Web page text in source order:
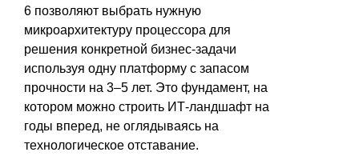
6 позволяют выбрать нужную
микроархитектуру процессора для
решения конкретной бизнес-задачи
используя одну платформу с запасом
прочности на 3–5 лет. Это фундамент, на
котором можно строить ИТ-ландшафт на
годы вперед, не оглядываясь на
технологическое отставание.